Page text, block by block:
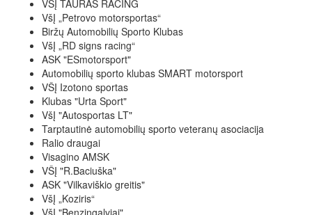
VŠĮ TAURAS RACING
VšĮ „Petrovo motorsportas“
Biržų Automobilių Sporto Klubas
VšĮ „RD signs racing“
ASK "ESmotorsport"
Automobilių sporto klubas SMART motorsport
VŠĮ Izotono sportas
Klubas "Urta Sport"
VšĮ "Autosportas LT"
Tarptautinė automobilių sporto veteranų asociacija
Ralio draugai
Visagino AMSK
VŠĮ "R.Baciuška"
ASK "Vilkaviškio greitis"
VšĮ „Koziris“
VšĮ "Benzingalviai"